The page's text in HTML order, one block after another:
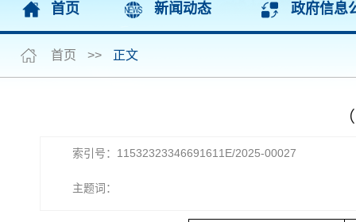
首页 新闻动态 政府信息
首页 >> 正文
索引号：11532323346691611E/2025-00027
主题词：